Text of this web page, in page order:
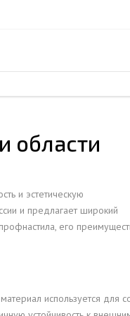
области
и эстетическую
и предлагает широкий
его
используется для